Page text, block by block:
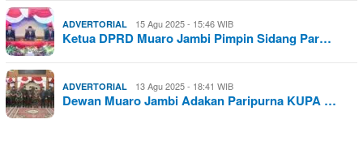
ADVERTORIAL 15 Agu 2025 - 15:46 WIB
Ketua DPRD Muaro Jambi Pimpin Sidang Par…
ADVERTORIAL 13 Agu 2025 - 18:41 WIB
Dewan Muaro Jambi Adakan Paripurna KUPA …